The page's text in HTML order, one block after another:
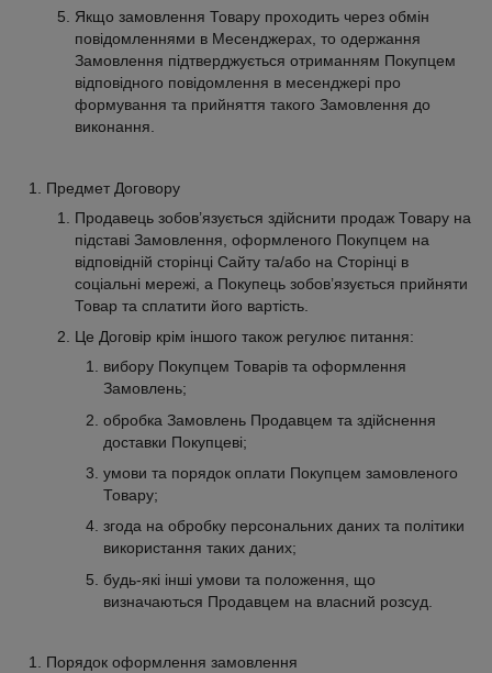
Якщо замовлення Товару проходить через обмін
повідомленнями в Месенджерах, то одержання
Замовлення підтверджується отриманням Покупцем
відповідного повідомлення в месенджері про
формування та прийняття такого Замовлення до
виконання.
Предмет Договору
Продавець зобов’язується здійснити продаж Товару на
підставі Замовлення, оформленого Покупцем на
відповідній сторінці Сайту та/або на Сторінці в
соціальні мережі, а Покупець зобов’язується прийняти
Товар та сплатити його вартість.
Це Договір крім іншого також регулює питання:
вибору Покупцем Товарів та оформлення
Замовлень;
обробка Замовлень Продавцем та здійснення
доставки Покупцеві;
умови та порядок оплати Покупцем замовленого
Товару;
згода на обробку персональних даних та політики
використання таких даних;
будь-які інші умови та положення, що
визначаються Продавцем на власний розсуд.
Порядок оформлення замовлення